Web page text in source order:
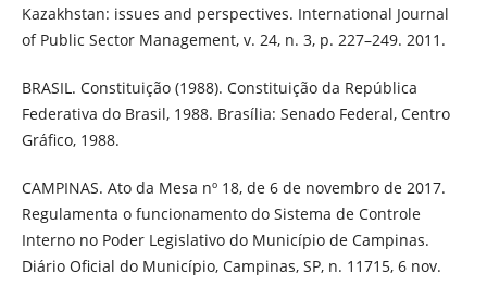
Kazakhstan: issues and perspectives. International Journal
of Public Sector Management, v. 24, n. 3, p. 227–249. 2011.
BRASIL. Constituição (1988). Constituição da República
Federativa do Brasil, 1988. Brasília: Senado Federal, Centro
Gráfico, 1988.
CAMPINAS. Ato da Mesa nº 18, de 6 de novembro de 2017.
Regulamenta o funcionamento do Sistema de Controle
Interno no Poder Legislativo do Município de Campinas.
Diário Oficial do Município, Campinas, SP, n. 11715, 6 nov.